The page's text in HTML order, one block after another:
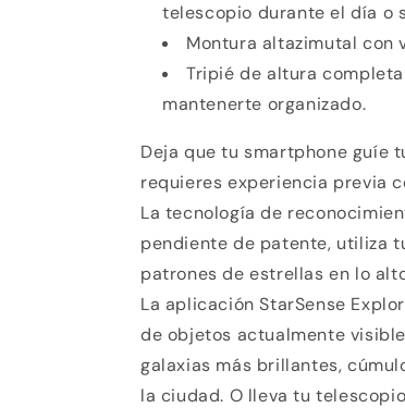
telescopio durante el día o
Montura altazimutal con
Tripié de altura
mantenerte organizado.
Deja que tu smartphone guíe
requieres experiencia previa
La tecnología de
pendiente de patente, utiliza
patrones de estrellas en lo
La aplicación StarSense
de objetos actualmente
galaxias más brillantes,
la ciudad. O lleva tu